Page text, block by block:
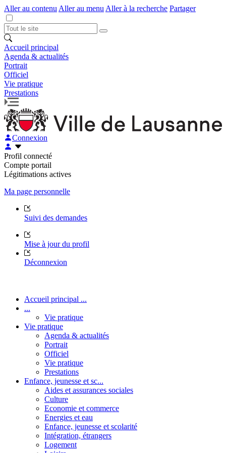
Aller au contenu Aller au menu Aller à la recherche Partager
Accueil principal
Agenda & actualités
Portrait
Officiel
Vie pratique
Prestations
Connexion
Profil connecté
Compte portail
Légitimations actives
Ma page personnelle
Suivi des demandes
Mise à jour du profil
Déconnexion
Accueil principal ...
...
Vie pratique
Vie pratique
Agenda & actualités
Portrait
Officiel
Vie pratique
Prestations
Enfance, jeunesse et sc...
Aides et assurances sociales
Culture
Economie et commerce
Energies et eau
Enfance, jeunesse et scolarité
Intégration, étrangers
Logement